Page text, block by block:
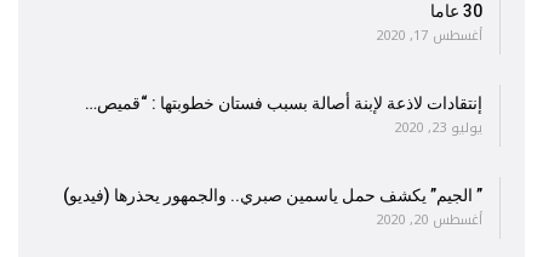
30 عاما
أغسطس 17, 2020
إنتقادات لاذعة لإبنة أصالة بسبب فستان خطوبتها : “قميص…
يوليو 23, 2020
” الجيم” يكشف حمل ياسمين صبري.. والجمهور يحذرها (فيديو)
أغسطس 20, 2020